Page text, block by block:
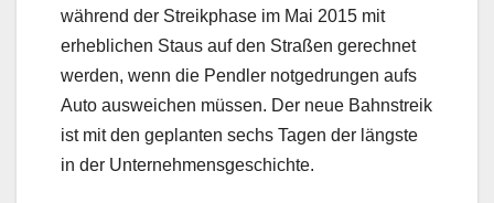
während der Streikphase im Mai 2015 mit
erheblichen Staus auf den Straßen gerechnet
werden, wenn die Pendler notgedrungen aufs
Auto ausweichen müssen. Der neue Bahnstreik
ist mit den geplanten sechs Tagen der längste
in der Unternehmensgeschichte.